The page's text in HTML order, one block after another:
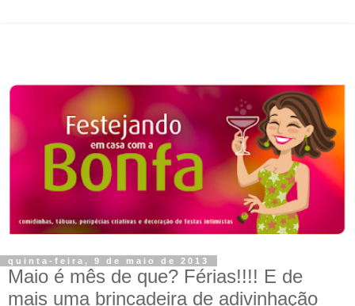
quinta-feira, 9 de maio de 2013
Maio é mês de que? Férias!!!! E de
mais uma brincadeira de adivinhação